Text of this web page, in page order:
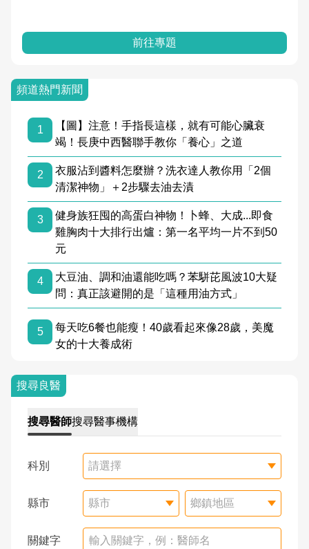
頻道熱門新聞
1
【圖】注意！手指長這樣，就有可能心臟衰
竭！長庚中西醫聯手教你「養心」之道
2
衣服沾到醬料怎麼辦？洗衣達人教你用「2個
清潔神物」＋2步驟去油去漬
3
健身族狂囤的高蛋白神物！卜蜂、大成...即食
雞胸肉十大排行出爐：第一名平均一片不到50
元
4
大豆油、調和油還能吃嗎？苯駢芘風波10大疑
問：真正該避開的是「這種用油方式」
5
每天吃6餐也能瘦！40歲看起來像28歲，美魔
女的十大養成術
搜尋良醫
搜尋醫師搜尋醫事機構
科別 請選擇
縣市 縣市 鄉鎮地區
關鍵字